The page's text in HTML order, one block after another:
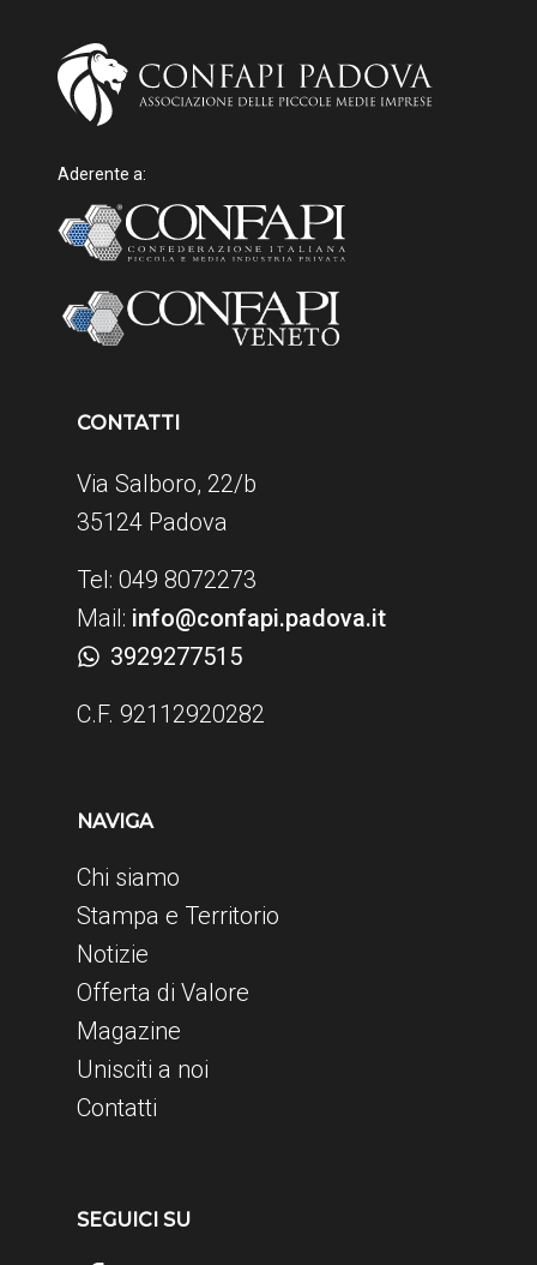
Aderente a:
CONTATTI
Via Salboro, 22/b
35124 Padova
Tel: 049 8072273
Mail: info@confapi.padova.it
3929277515
C.F. 92112920282
NAVIGA
Chi siamo
Stampa e Territorio
Notizie
Offerta di Valore
Magazine
Unisciti a noi
Contatti
SEGUICI SU